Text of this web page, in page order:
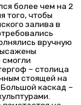
более чем на 2
того, чтобы
залива в
вручную
смогли
– столица
стоящей на
каскад –